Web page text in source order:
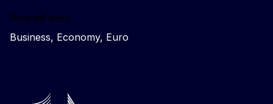
Related sites
Business, Economy, Euro